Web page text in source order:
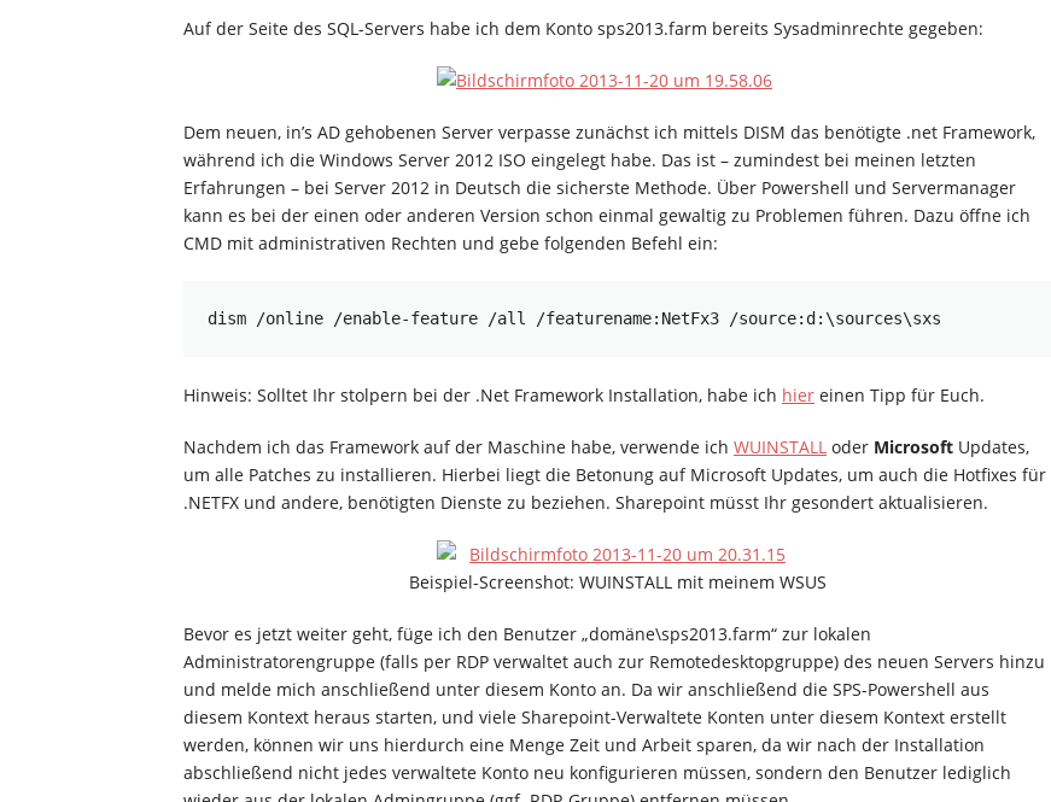
Auf der Seite des SQL-Servers habe ich dem Konto sps2013.farm bereits Sysadminrechte gegeben:
Dem neuen, in’s AD gehobenen Server verpasse zunächst ich mittels DISM das benötigte .net Framework,
während ich die Windows Server 2012 ISO eingelegt habe. Das ist – zumindest bei meinen letzten
Erfahrungen – bei Server 2012 in Deutsch die sicherste Methode. Über Powershell und Servermanager
kann es bei der einen oder anderen Version schon einmal gewaltig zu Problemen führen. Dazu öffne ich
CMD mit administrativen Rechten und gebe folgenden Befehl ein:
dism /online /enable-feature /all /featurename:NetFx3 /source:d:\sources\sxs
Hinweis: Solltet Ihr stolpern bei der .Net Framework Installation, habe ich hier einen Tipp für Euch.
Nachdem ich das Framework auf der Maschine habe, verwende ich WUINSTALL oder Microsoft Updates,
um alle Patches zu installieren. Hierbei liegt die Betonung auf Microsoft Updates, um auch die Hotfixes für
.NETFX und andere, benötigten Dienste zu beziehen. Sharepoint müsst Ihr gesondert aktualisieren.
Beispiel-Screenshot: WUINSTALL mit meinem WSUS
Bevor es jetzt weiter geht, füge ich den Benutzer „domäne\sps2013.farm“ zur lokalen
Administratorengruppe (falls per RDP verwaltet auch zur Remotedesktopgruppe) des neuen Servers hinzu
und melde mich anschließend unter diesem Konto an. Da wir anschließend die SPS-Powershell aus
diesem Kontext heraus starten, und viele Sharepoint-Verwaltete Konten unter diesem Kontext erstellt
werden, können wir uns hierdurch eine Menge Zeit und Arbeit sparen, da wir nach der Installation
abschließend nicht jedes verwaltete Konto neu konfigurieren müssen, sondern den Benutzer lediglich